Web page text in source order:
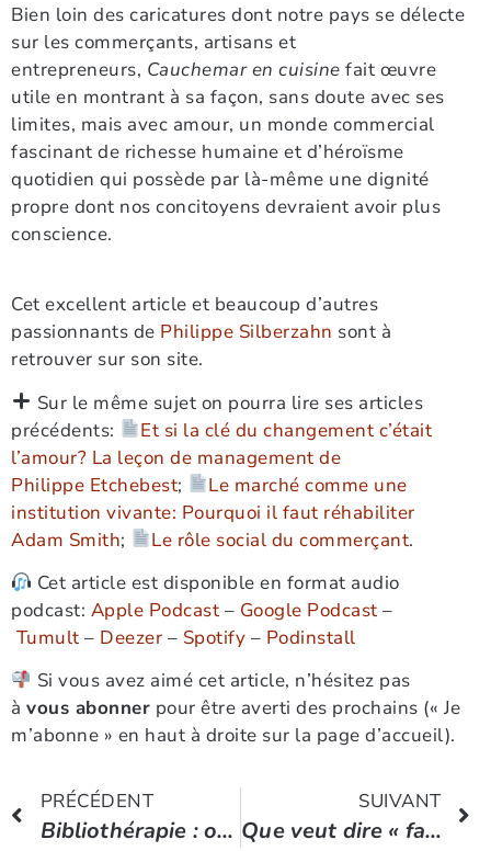
Bien loin des caricatures dont notre pays se délecte
sur les commerçants, artisans et
entrepreneurs, Cauchemar en cuisine fait œuvre
utile en montrant à sa façon, sans doute avec ses
limites, mais avec amour, un monde commercial
fascinant de richesse humaine et d’héroïsme
quotidien qui possède par là-même une dignité
propre dont nos concitoyens devraient avoir plus
conscience.
Cet excellent article et beaucoup d’autres
passionnants de Philippe Silberzahn sont à
retrouver sur son site.
Sur le même sujet on pourra lire ses articles
précédents:
Et si la clé du changement c’était
l’amour? La leçon de management de
Philippe Etchebest;
Le marché comme une
institution vivante: Pourquoi il faut réhabiliter
Adam Smith; Le rôle social du commerçant.
Cet article est disponible en format audio
podcast: Apple Podcast – Google Podcast –
Tumult – Deezer – Spotify – Podinstall
Si vous avez aimé cet article, n’hésitez pas
à vous abonner pour être averti des prochains (« Je
m’abonne » en haut à droite sur la page d’accueil).
PRÉCÉDENT
Bibliothérapie : on se soigne par les livres
SUIVANT
Que veut dire « faire le vide » ?